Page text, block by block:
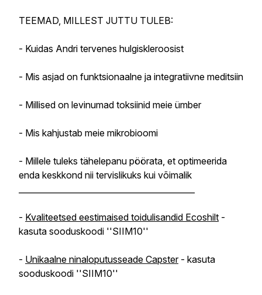
TEEMAD, MILLEST JUTTU TULEB:
- Kuidas Andri tervenes hulgiskleroosist
- Mis asjad on funktsionaalne ja integratiivne meditsiin
- Millised on levinumad toksiinid meie ümber
- Mis kahjustab meie mikrobioomi
- Millele tuleks tähelepanu pöörata, et optimeerida
enda keskkond nii tervislikuks kui võimalik
- Kvaliteetsed eestimaised toidulisandid Ecoshilt -
kasuta sooduskoodi ''SIIM10''
- Unikaalne ninaloputusseade Capster- kasuta
sooduskoodi ''SIIM10''